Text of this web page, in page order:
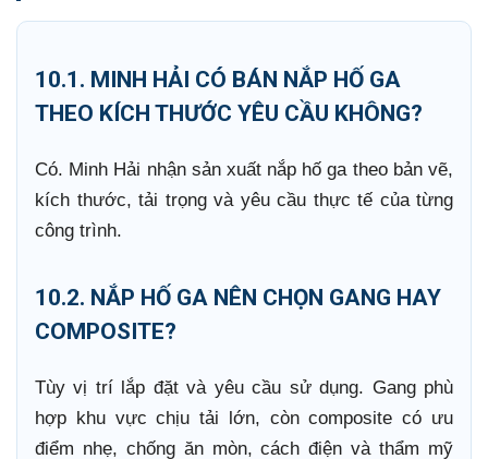
10.1. MINH HẢI CÓ BÁN NẮP HỐ GA
THEO KÍCH THƯỚC YÊU CẦU KHÔNG?
Có. Minh Hải nhận sản xuất nắp hố ga theo bản vẽ,
kích thước, tải trọng và yêu cầu thực tế của từng
công trình.
10.2. NẮP HỐ GA NÊN CHỌN GANG HAY
COMPOSITE?
Tùy vị trí lắp đặt và yêu cầu sử dụng. Gang phù
hợp khu vực chịu tải lớn, còn composite có ưu
điểm nhẹ, chống ăn mòn, cách điện và thẩm mỹ